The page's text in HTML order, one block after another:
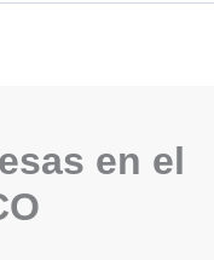
en el